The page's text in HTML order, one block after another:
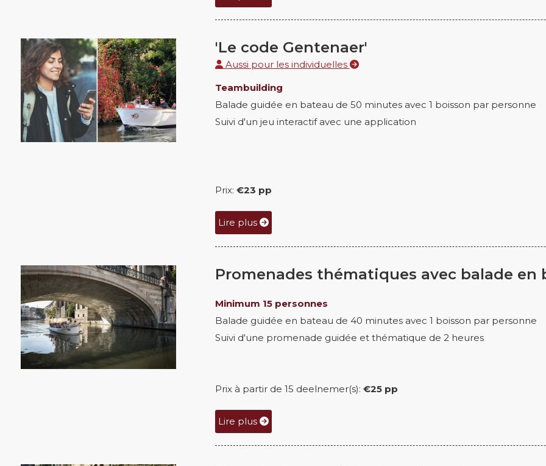
'Le code Gentenaer'
Aussi pour les individuelles
Teambuilding
Balade guidée en bateau de 50 minutes avec 1 boisson par personne
Suivi d'un jeu interactif avec une application
Prix: €23 pp
Lire plus
Promenades thématiques avec balade en
Minimum 15 personnes
Balade guidée en bateau de 40 minutes avec 1 boisson par personne
Suivi d'une promenade guidée et thématique de 2 heures
Prix à partir de 15 deelnemer(s): €25 pp
Lire plus